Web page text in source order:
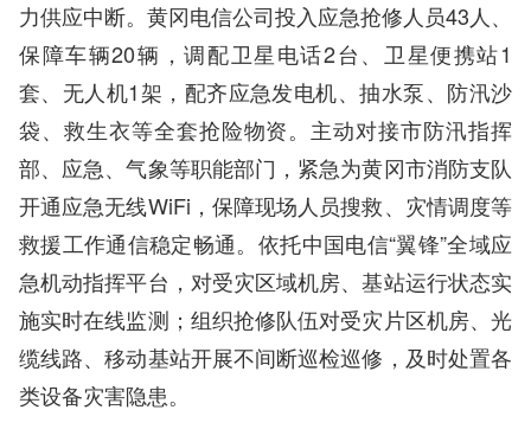
力供应中断。黄冈电信公司投入应急抢修人员43人、
保障车辆20辆，调配卫星电话2台、卫星便携站1
套、无人机1架，配齐应急发电机、抽水泵、防汛沙
袋、救生衣等全套抢险物资。主动对接市防汛指挥
部、应急、气象等职能部门，紧急为黄冈市消防支队
开通应急无线WiFi，保障现场人员搜救、灾情调度等
救援工作通信稳定畅通。依托中国电信“翼锋”全域应
急机动指挥平台，对受灾区域机房、基站运行状态实
施实时在线监测；组织抢修队伍对受灾片区机房、光
缆线路、移动基站开展不间断巡检巡修，及时处置各
类设备灾害隐患。